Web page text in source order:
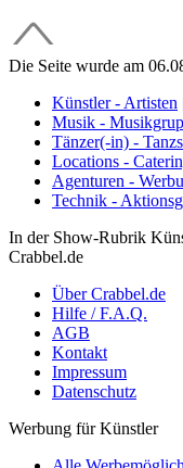
Die Seite wurde am
Künstler - Artisten
Musik -
Tänzer(-in) -
Locations -
Agenturen -
Technik -
In der Show-Rubrik
Crabbel.de
Über Crabbel.de
Hilfe / F.A.Q.
AGB
Kontakt
Impressum
Datenschutz
Werbung für Künstler